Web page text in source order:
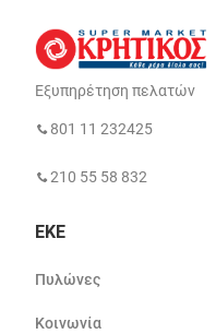
Εξυπηρέτηση πελατών
801 11 232425
210 55 58 832
ΕΚΕ
Πυλώνες
Κοινωνία